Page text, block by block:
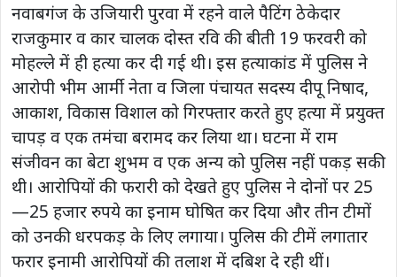
नवाबगंज के उजियारी पुरवा में रहने वाले पैटिंग ठेकेदार
राजकुमार व कार चालक दोस्त रवि की बीती 19 फरवरी को
मोहल्ले में ही हत्या कर दी गई थी। इस हत्याकांड में पुलिस ने
आरोपी भीम आर्मी नेता व जिला पंचायत सदस्य दीपू निषाद,
आकाश, विकास विशाल को गिरफ्तार करते हुए हत्या में प्रयुक्त
चापड़ व एक तमंचा बरामद कर लिया था। घटना में राम
संजीवन का बेटा शुभम व एक अन्य को पुलिस नहीं पकड़ सकी
थी। आरोपियों की फरारी को देखते हुए पुलिस ने दोनों पर 25
—25 हजार रुपये का इनाम घोषित कर दिया और तीन टीमों
को उनकी धरपकड़ के लिए लगाया। पुलिस की टीमें लगातार
फरार इनामी आरोपियों की तलाश में दबिश दे रही थीं।